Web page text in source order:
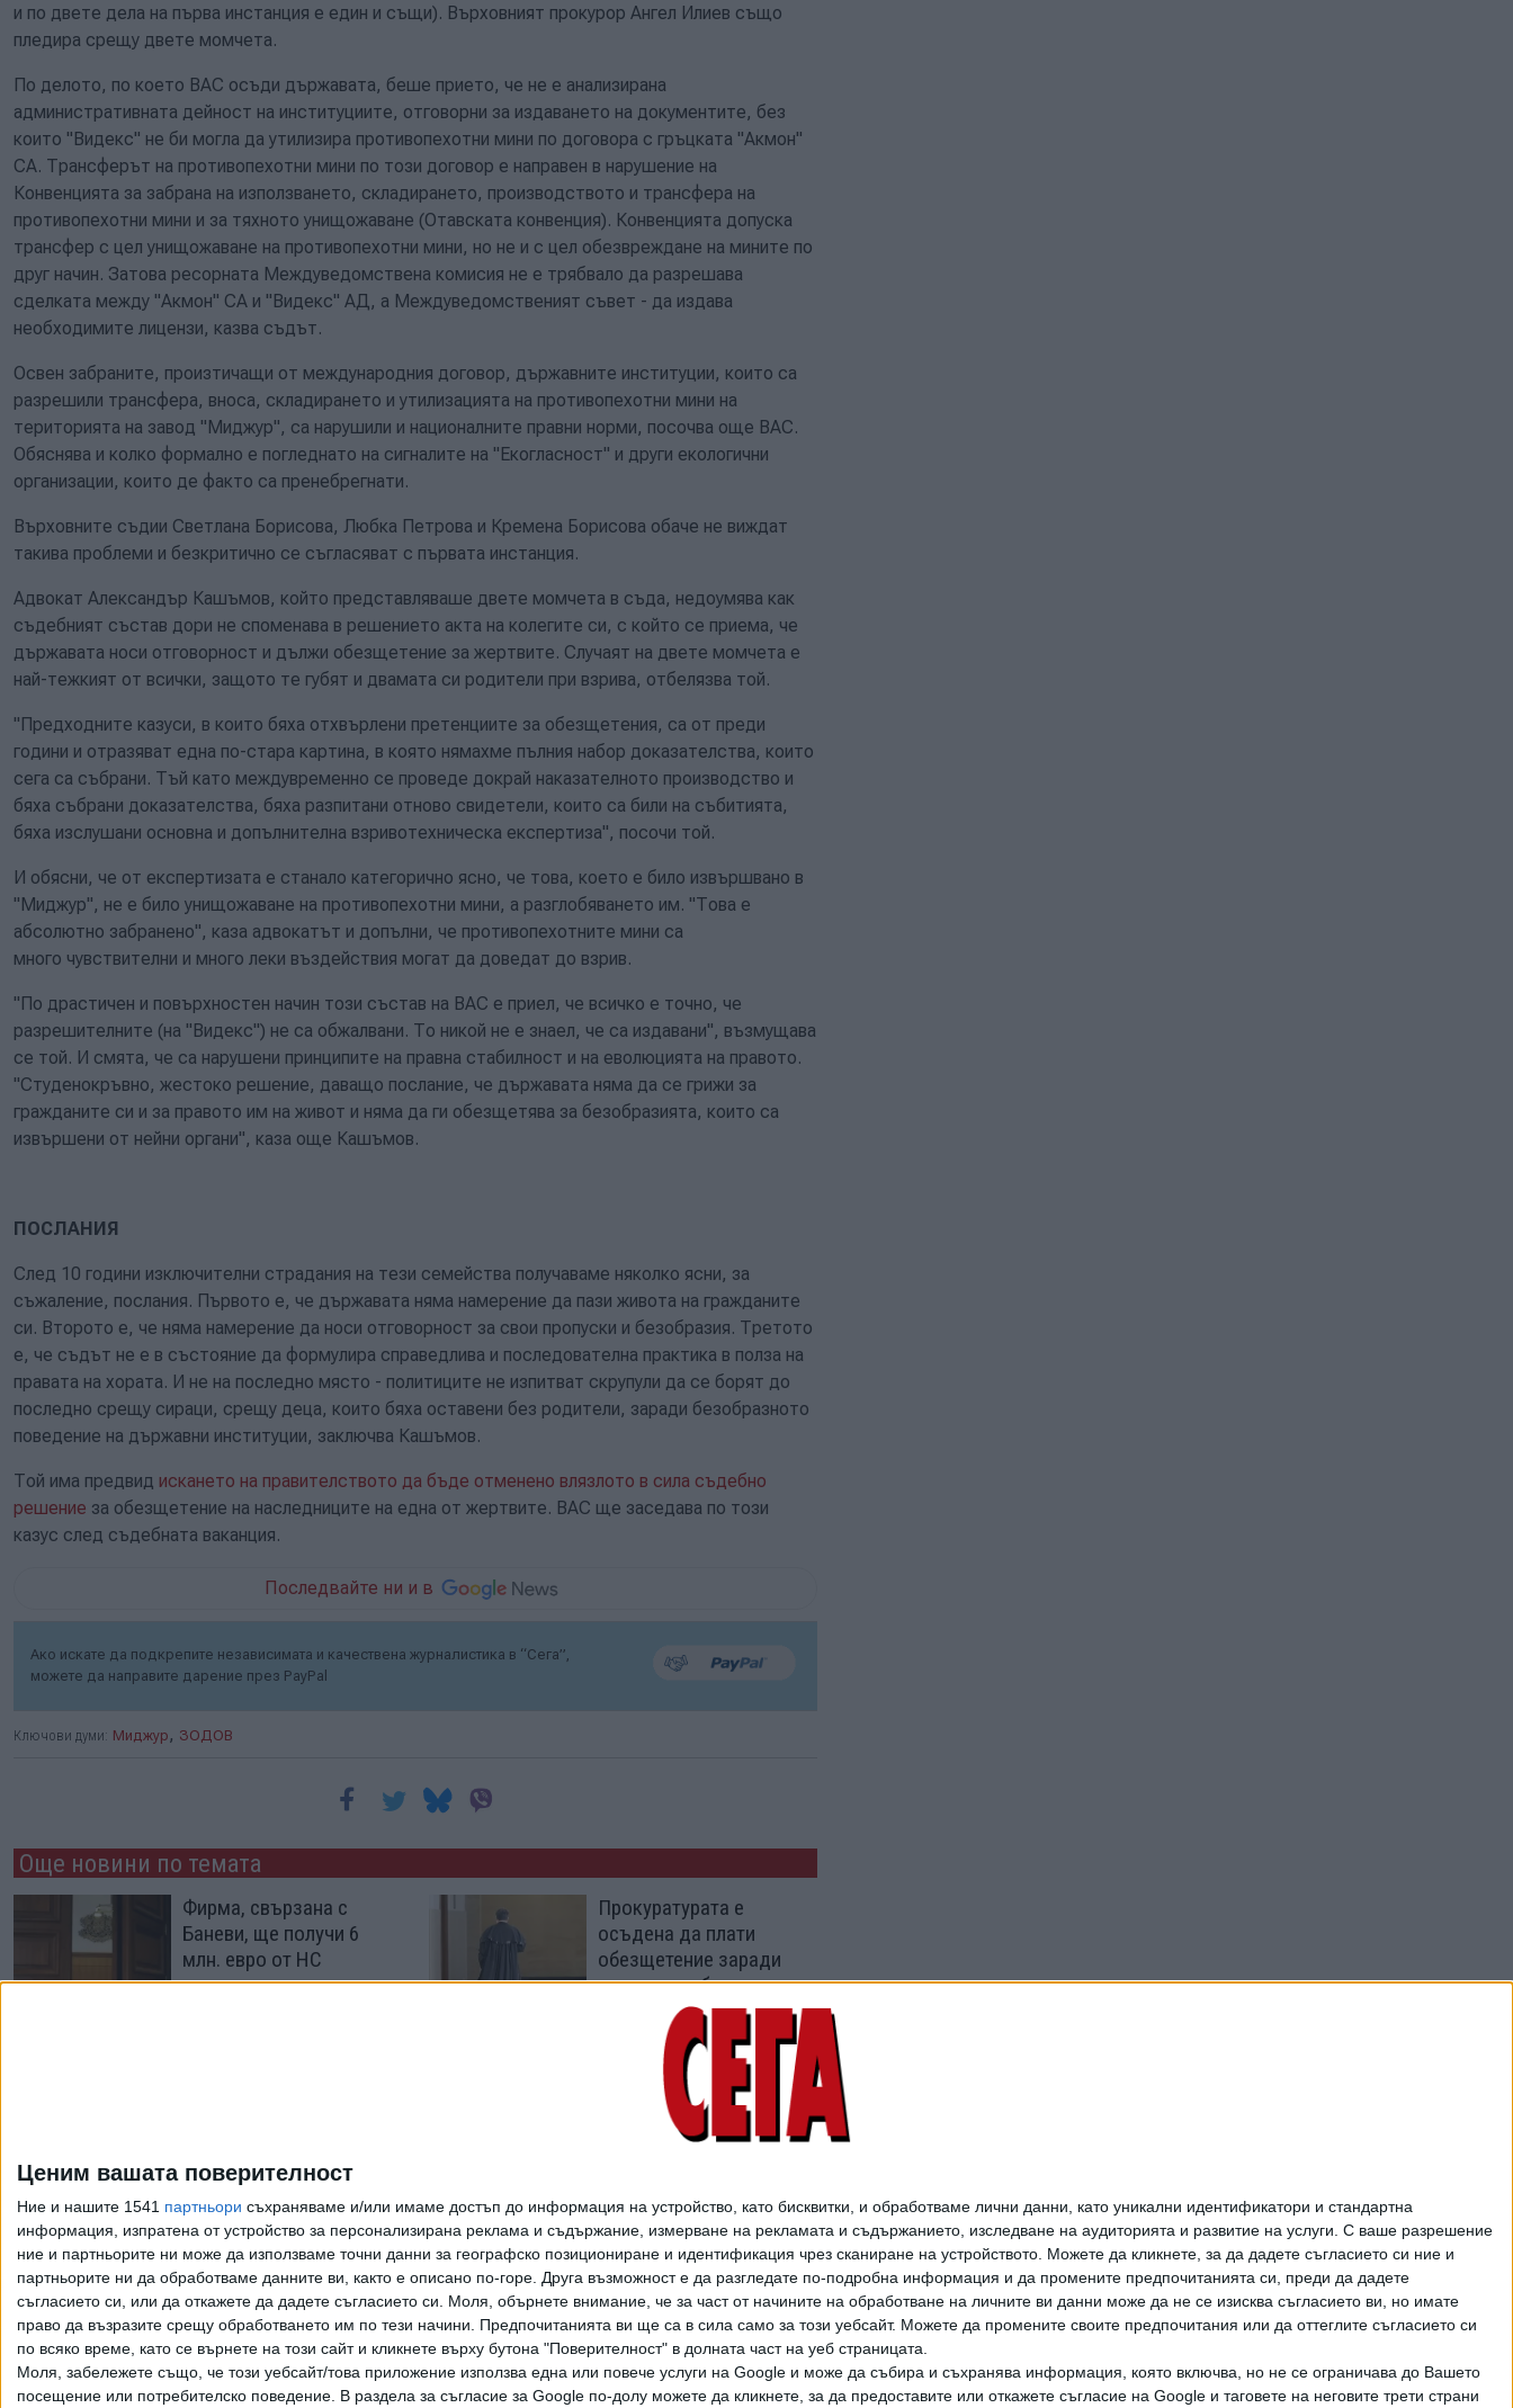
Ценим вашата поверителност
Ние и нашите 1541 партньори съхраняваме и/или имаме достъп до информация на устройство, като бисквитки, и обработваме лични данни, като уникални идентификатори и стандартна
информация, изпратена от устройство за персонализирана реклама и съдържание, измерване на рекламата и съдържанието, изследване на аудиторията и развитие на услуги. С ваше разрешение
ние и партньорите ни може да използваме точни данни за географско позициониране и идентификация чрез сканиране на устройството. Можете да кликнете, за да дадете съгласието си ние и
партньорите ни да обработваме данните ви, както е описано по-горе. Друга възможност е да разгледате по-подробна информация и да промените предпочитанията си, преди да дадете
съгласието си, или да откажете да дадете съгласието си.
Моля, обърнете внимание, че за част от начините на обработване на личните ви данни може да не се изисква съгласието ви, но имате
право да възразите срещу обработването им по тези начини. Предпочитанията ви ще са в сила само за този уебсайт. Можете да промените своите предпочитания или да оттеглите съгласието си
по всяко време, като се върнете на този сайт и кликнете върху бутона "Поверителност" в долната част на уеб страницата.
Моля, забележете също, че този уебсайт/това приложение използва една или повече услуги на Google и може да събира и съхранява информация, която включва, но не се ограничава до Вашето
посещение или потребителско поведение. В раздела за съгласие за Google по-долу можете да кликнете, за да предоставите или откажете съгласие на Google и таговете на неговите трети страни
и по двете дела на първа инстанция е един и същи). Върховният прокурор Ангел Илиев също
пледира срещу двете момчета.
По делото, по което ВАС осъди държавата, беше прието, че не е анализирана
административната дейност на институциите, отговорни за издаването на документите, без
които "Видекс" не би могла да утилизира противопехотни мини по договора с гръцката "Акмон"
СА. Трансферът на противопехотни мини по този договор е направен в нарушение на
Конвенцията за забрана на използването, складирането, производството и трансфера на
противопехотни мини и за тяхното унищожаване (Отавската конвенция). Конвенцията допуска
трансфер с цел унищожаване на противопехотни мини, но не и с цел обезвреждане на мините по
друг начин. Затова ресорната Междуведомствена комисия не е трябвало да разрешава
сделката между "Акмон" СА и "Видекс" АД, а Междуведомственият съвет - да издава
необходимите лицензи, казва съдът.
Освен забраните, произтичащи от международния договор, държавните институции, които са
разрешили трансфера, вноса, складирането и утилизацията на противопехотни мини на
територията на завод "Миджур", са нарушили и националните правни норми, посочва още ВАС.
Обяснява и колко формално е погледнато на сигналите на "Екогласност" и други екологични
организации, които де факто са пренебрегнати.
Върховните съдии Светлана Борисова, Любка Петрова и Кремена Борисова обаче не виждат
такива проблеми и безкритично се съгласяват с първата инстанция.
Адвокат Александър Кашъмов, който представляваше двете момчета в съда, недоумява как
съдебният състав дори не споменава в решението акта на колегите си, с който се приема, че
държавата носи отговорност и дължи обезщетение за жертвите. Случаят на двете момчета е
най-тежкият от всички, защото те губят и двамата си родители при взрива, отбелязва той.
"Предходните казуси, в които бяха отхвърлени претенциите за обезщетения, са от преди
години и отразяват една по-стара картина, в която нямахме пълния набор доказателства, които
сега са събрани. Тъй като междувременно се проведе докрай наказателното производство и
бяха събрани доказателства, бяха разпитани отново свидетели, които са били на събитията,
бяха изслушани основна и допълнителна взривотехническа експертиза", посочи той.
И обясни, че от експертизата е станало категорично ясно, че това, което е било извършвано в
"Миджур", не е било унищожаване на противопехотни мини, а разглобяването им. "Това е
абсолютно забранено", каза адвокатът и допълни, че противопехотните мини са
много чувствителни и много леки въздействия могат да доведат до взрив.
"По драстичен и повърхностен начин този състав на ВАС е приел, че всичко е точно, че
разрешителните (на "Видекс") не са обжалвани. То никой не е знаел, че са издавани", възмущава
се той. И смята, че са нарушени принципите на правна стабилност и на еволюцията на правото.
"Студенокръвно, жестоко решение, даващо послание, че държавата няма да се грижи за
гражданите си и за правото им на живот и няма да ги обезщетява за безобразията, които са
извършени от нейни органи", каза още Кашъмов.
ПОСЛАНИЯ
След 10 години изключителни страдания на тези семейства получаваме няколко ясни, за
съжаление, послания. Първото е, че държавата няма намерение да пази живота на гражданите
си. Второто е, че няма намерение да носи отговорност за свои пропуски и безобразия. Третото
е, че съдът не е в състояние да формулира справедлива и последователна практика в полза на
правата на хората. И не на последно място - политиците не изпитват скрупули да се борят до
последно срещу сираци, срещу деца, които бяха оставени без родители, заради безобразното
поведение на държавни институции, заключва Кашъмов.
Той има предвид искането на правителството да бъде отменено влязлото в сила съдебно
решение за обезщетение на наследниците на една от жертвите. ВАС ще заседава по този
казус след съдебната ваканция.
Последвайте ни и в
Ако искате да подкрепите независимата и качествена журналистика в “Сега”,
можете да направите дарение през PayPal
Ключови думи: Миджур , ЗОДОВ
Още новини по темата
Фирма, свързана с
Баневи, ще получи 6
млн. евро от НС
06 Авг. 2026
Прокуратурата е
осъдена да плати
обезщетение заради
отказ да работи
03 Авг. 2026
незаконно обвинение
Ген. Шивиков осъди
прокуратурата за още
150 000 лв.
Още по темата
Всички права запазени. Възпроизвеждането на цели или части от текста или изображенията става след изрично писмено разрешение на СЕГА АД